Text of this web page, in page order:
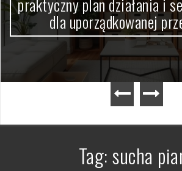
Tag:sucha